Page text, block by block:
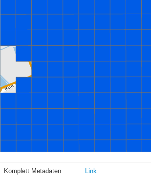
Komplett Metadaten Link